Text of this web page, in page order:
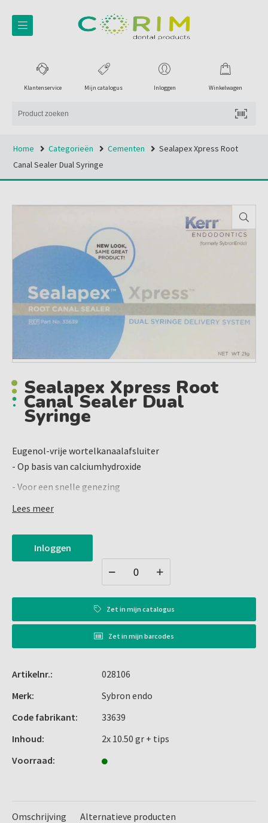
Winkelwagen
Inloggen
Mijn catalogus
Klantenservice
Home Categorieën Cementen
Sealapex Xpress Root
Canal Sealer Dual Syringe
Sealapex Xpress Root
Canal Sealer Dual
Syringe
Eugenol-vrije wortelkanaalafsluiter
- Op basis van calciumhydroxide
- Voor een snelle genezing
- Bevordert de vorming van hard weefsel
Lees meer
Inloggen
Zet inmijn catalogus
Zet inmijn barcodes
Artikelnr.:
028106
Merk:
Sybron endo
Code fabrikant:
33639
Inhoud:
2x 10.50 gr + tips
Voorraad:
Omschrijving Alternatieve producten